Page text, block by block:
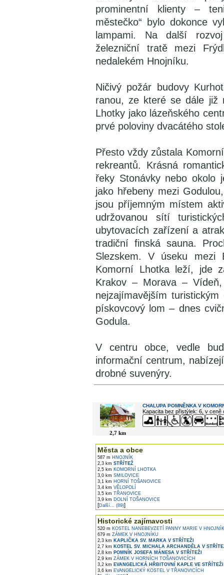
prominentní klienty –
městečko“ bylo dokonce
lampami. Na další
železniční tratě mezi
nedalekém Hnojníku.
Ničivý požár budovy
ranou, ze které se dále již
Lhotky jako lázeňského
prvé poloviny dvacátého
Přesto vždy zůstala
rekreantů. Krásná
řeky Stonávky nebo okolo
jako hřebeny mezi
jsou příjemným místem
udržovanou sítí
ubytovacích zařízení a
tradiční finská sauna.
Slezskem. V úseku mezi
Komorní Lhotka leží, jde
Krakov – Morava –
nejzajímavějším
pískovcový lom – dnes
Godula.
V centru obce, vedle
informační centrum,
drobné suvenýry.
2,7 km
CHALUPA POMNĚNKA V
Kapacita bez přistýlek: 6, v ceně
Města a obce
587 m HNOJNÍK
2,3 km STŘÍTEŽ
2,5 km KOMORNÍ LHOTKA
3,0 km SMILOVICE
3,1 km HORNÍ TOŠANOVICE
3,4 km VĚLOPOLÍ
3,5 km TŘANOVICE
3,9 km DOLNÍ TOŠANOVICE
[Další... (89)]
Historické zajímavosti
520 m KOSTEL NANEBEVZETÍ PANNY MARIE V
679 m ZÁMEK V HNOJNÍKU
2,3 km KAPLIČKA SV. MARKA V STŘÍTEŽI
2,7 km KOSTEL SV. MICHALA ARCHANDĚLA V
2,8 km POMNÍK JOSEFA MÁNESA V STŘÍTEŽI
2,9 km ZÁMEK V HORNÍCH TOŠANOVICÍCH
3,2 km EVANGELICKÁ HŘBITOVNÍ KAPLE VE STŘÍTEŽI
3,6 km EVANGELICKÝ KOSTEL V TŘANOVICÍCH